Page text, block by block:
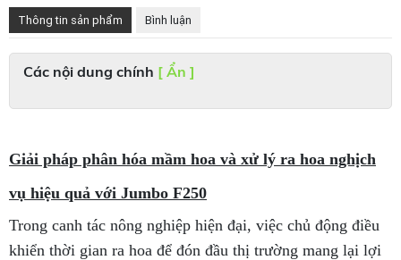
Thông tin sản phẩm Bình luận
Các nội dung chính [ Ẩn ]
Giải pháp phân hóa mầm hoa và xử lý ra hoa nghịch
vụ hiệu quả với Jumbo F250
Trong canh tác nông nghiệp hiện đại, việc chủ động điều
khiển thời gian ra hoa để đón đầu thị trường mang lại lợi